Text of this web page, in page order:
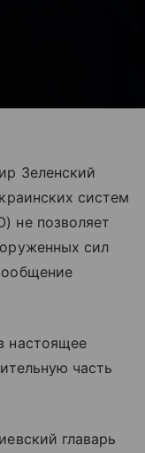
Зеленский
систем
не позволяет
сил
настоящее
часть
главарь